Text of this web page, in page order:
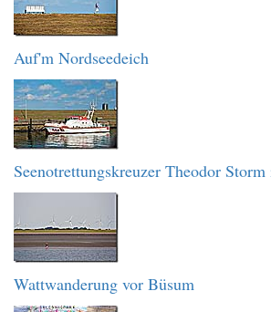
Auf'm Nordseedeich
Seenotrettungskreuzer Theodor
Wattwanderung vor Büsum